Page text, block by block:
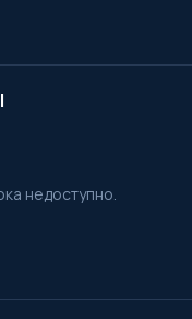
недоступно.